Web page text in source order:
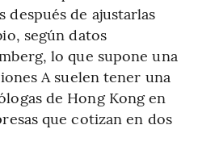
después de ajustarlas
según datos
lo que supone una
A suelen tener una
de Hong Kong en
que cotizan en dos